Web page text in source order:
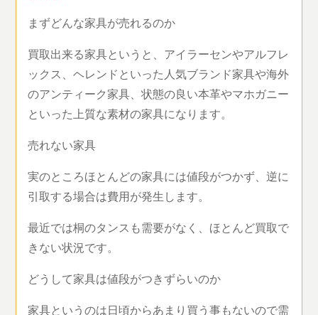
まずどんな家具が売れるのか
買取出来る家具というと、アイラーセンやアルフレ
ックス、ヘレンドといった人気ブランド家具や海外
のアンティーク家具、状態の良い本革やマホガニー
といった上質な素材の家具になります。
売れない家具
実のところほとんどの家具には値段がつかず、逆に
引取する場合は費用が発生します。
最近では桐のタンスも需要がなく、ほとんど買取で
きない状況です。
どうして家具は値段がつきずらいのか
家具というのは日頃からあまり買う事もないので需